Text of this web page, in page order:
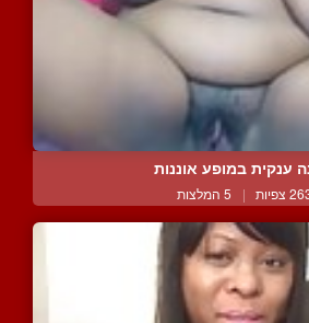
ענקית במופע אוננות
צפיות | 5 המלצות